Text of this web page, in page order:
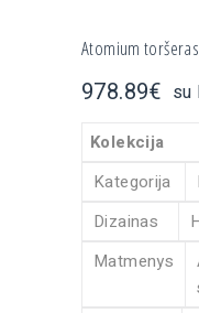
Atomium toršeras
978.89€ su
Kolekcija
Kategorija
Dizainas
Matmenys